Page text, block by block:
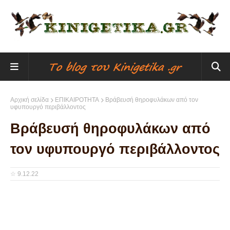
Αρχική σελίδα ΕΠΙΚΑΙΡΟΤΗΤΑ
Βράβευσή θηροφυλάκων από τον
υφυπουργό περιβάλλοντος
Βράβευσή θηροφυλάκων από
τον υφυπουργό περιβάλλοντος
☆ 9.12.22